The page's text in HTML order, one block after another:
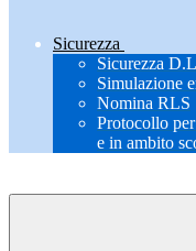
Sicurezza
Sicurezza
Simulazione
Nomina RLS
Protocollo
e in ambito